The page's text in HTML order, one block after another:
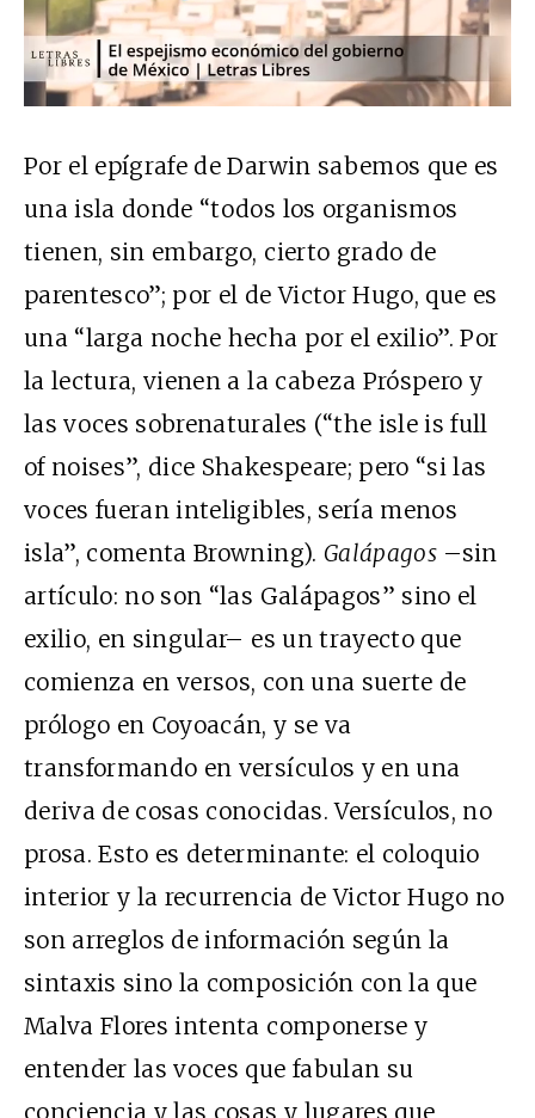
Por el epígrafe de Darwin sabemos que es
una isla donde “todos los organismos
tienen, sin embargo, cierto grado de
parentesco”; por el de Victor Hugo, que es
una “larga noche hecha por el exilio”. Por
la lectura, vienen a la cabeza Próspero y
las voces sobrenaturales (“the isle is full
of noises”, dice Shakespeare; pero “si las
voces fueran inteligibles, sería menos
isla”, comenta Browning). Galápagos–sin
artículo: no son “las Galápagos” sino el
exilio, en singular– es un trayecto que
comienza en versos, con una suerte de
prólogo en Coyoacán, y se va
transformando en versículos y en una
deriva de cosas conocidas. Versículos, no
prosa. Esto es determinante: el coloquio
interior y la recurrencia de Victor Hugo no
son arreglos de información según la
sintaxis sino la composición con la que
Malva Flores intenta componerse y
entender las voces que fabulan su
conciencia y las cosas y lugares que